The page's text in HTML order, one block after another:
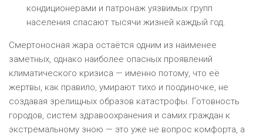
кондиционерами и патронаж уязвимых групп
населения спасают тысячи жизней каждый год.
Смертоносная жара остаётся одним из наименее
заметных, однако наиболее опасных проявлений
климатического кризиса — именно потому, что её
жертвы, как правило, умирают тихо и поодиночке, не
создавая зрелищных образов катастрофы. Готовность
городов, систем здравоохранения и самих граждан к
экстремальному зною — это уже не вопрос комфорта, а